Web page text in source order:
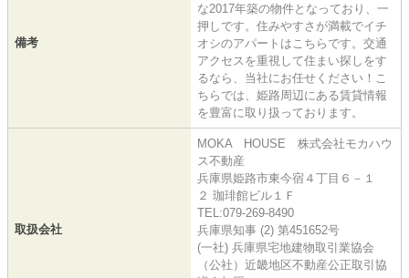
備考
な2017年築の物件となっており、一
押しです。住みやすさが満載でイチ
オシのアパートはこちらです。交通
アクセスを重視して住まい探しをす
るなら、当社にお任せください！こ
ちらでは、姫路周辺にある賃貸情報
を豊富に取り扱っております。
取扱会社
MOKA HOUSE 株式会社モカハウ
ス不動産
兵庫県姫路市東今宿４丁目６－１
２ 珈琲館ビル１Ｆ
TEL:079-269-8490
兵庫県知事 (2) 第451652号
(一社) 兵庫県宅地建物取引業協会
（公社）近畿地区不動産公正取引協